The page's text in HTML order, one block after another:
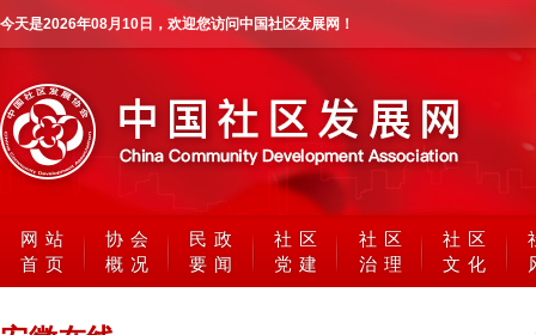
今天是2026年08月10日 ，欢迎您访问中国社区发展网！
网站
首页
协会
概况
民政
要闻
社区
党建
社区
治理
社区
文化